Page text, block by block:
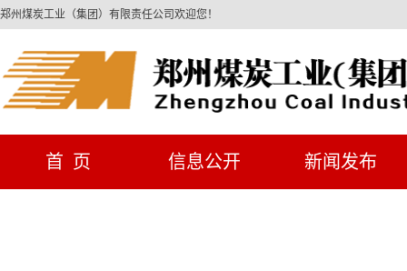
郑州煤炭工业（集团）有限责任公司欢迎您！
首 页 信息公开 新闻发布